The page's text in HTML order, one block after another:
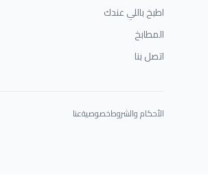
اطبخ باللي عندك
المطابخ
اتصل بنا
الأحكام والشروطخصوصيةعنا